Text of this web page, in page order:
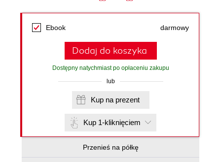
Ebook darmowy
Dodaj do koszyka
Dostępny natychmiast po opłaceniu zakupu
lub
Kup na prezent
Kup 1-kliknięciem
Przenieś na półkę